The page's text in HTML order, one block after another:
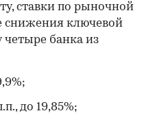
ставки по рыночной
снижения ключевой
четыре банка из
до 19,85%;